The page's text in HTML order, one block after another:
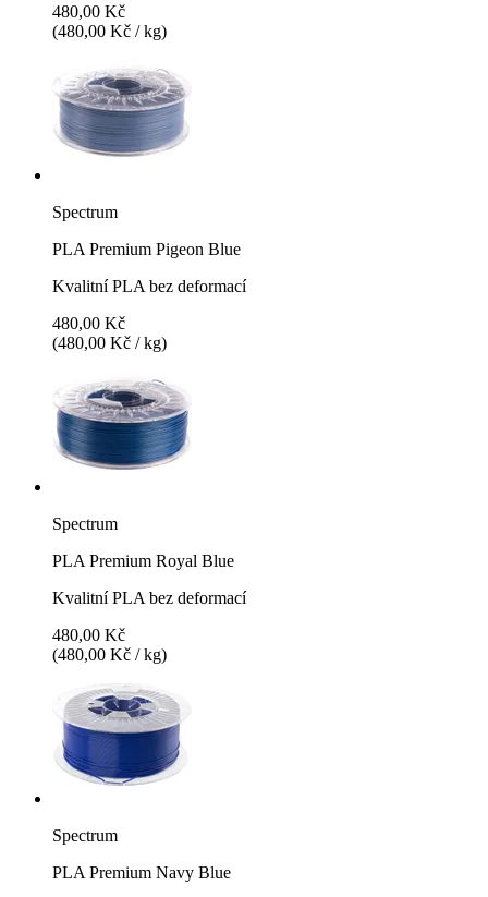
480,00 Kč
(480,00 Kč / kg)
Spectrum
PLA Premium Pigeon Blue
Kvalitní PLA bez deformací
480,00 Kč
(480,00 Kč / kg)
Spectrum
PLA Premium Royal Blue
Kvalitní PLA bez deformací
480,00 Kč
(480,00 Kč / kg)
Spectrum
PLA Premium Navy Blue